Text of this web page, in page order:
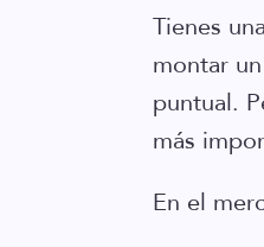
Tienes
montar
puntual.
más
En el